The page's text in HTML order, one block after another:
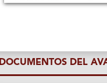
DOCUMENTOS DEL